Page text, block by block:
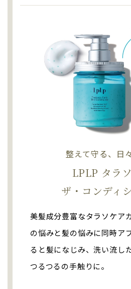
整えて守る、日
LPLP タラ
ザ・コンディ
美髪成分豊富なタラソケア
の悩みと髪の悩みに同時ア
ると髪になじみ、洗い流し
つるつるの手触りに。